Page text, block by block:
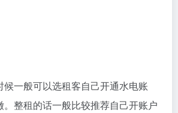
一般可以选租客自己开通水电账
。整租的话一般比较推荐自己开账户